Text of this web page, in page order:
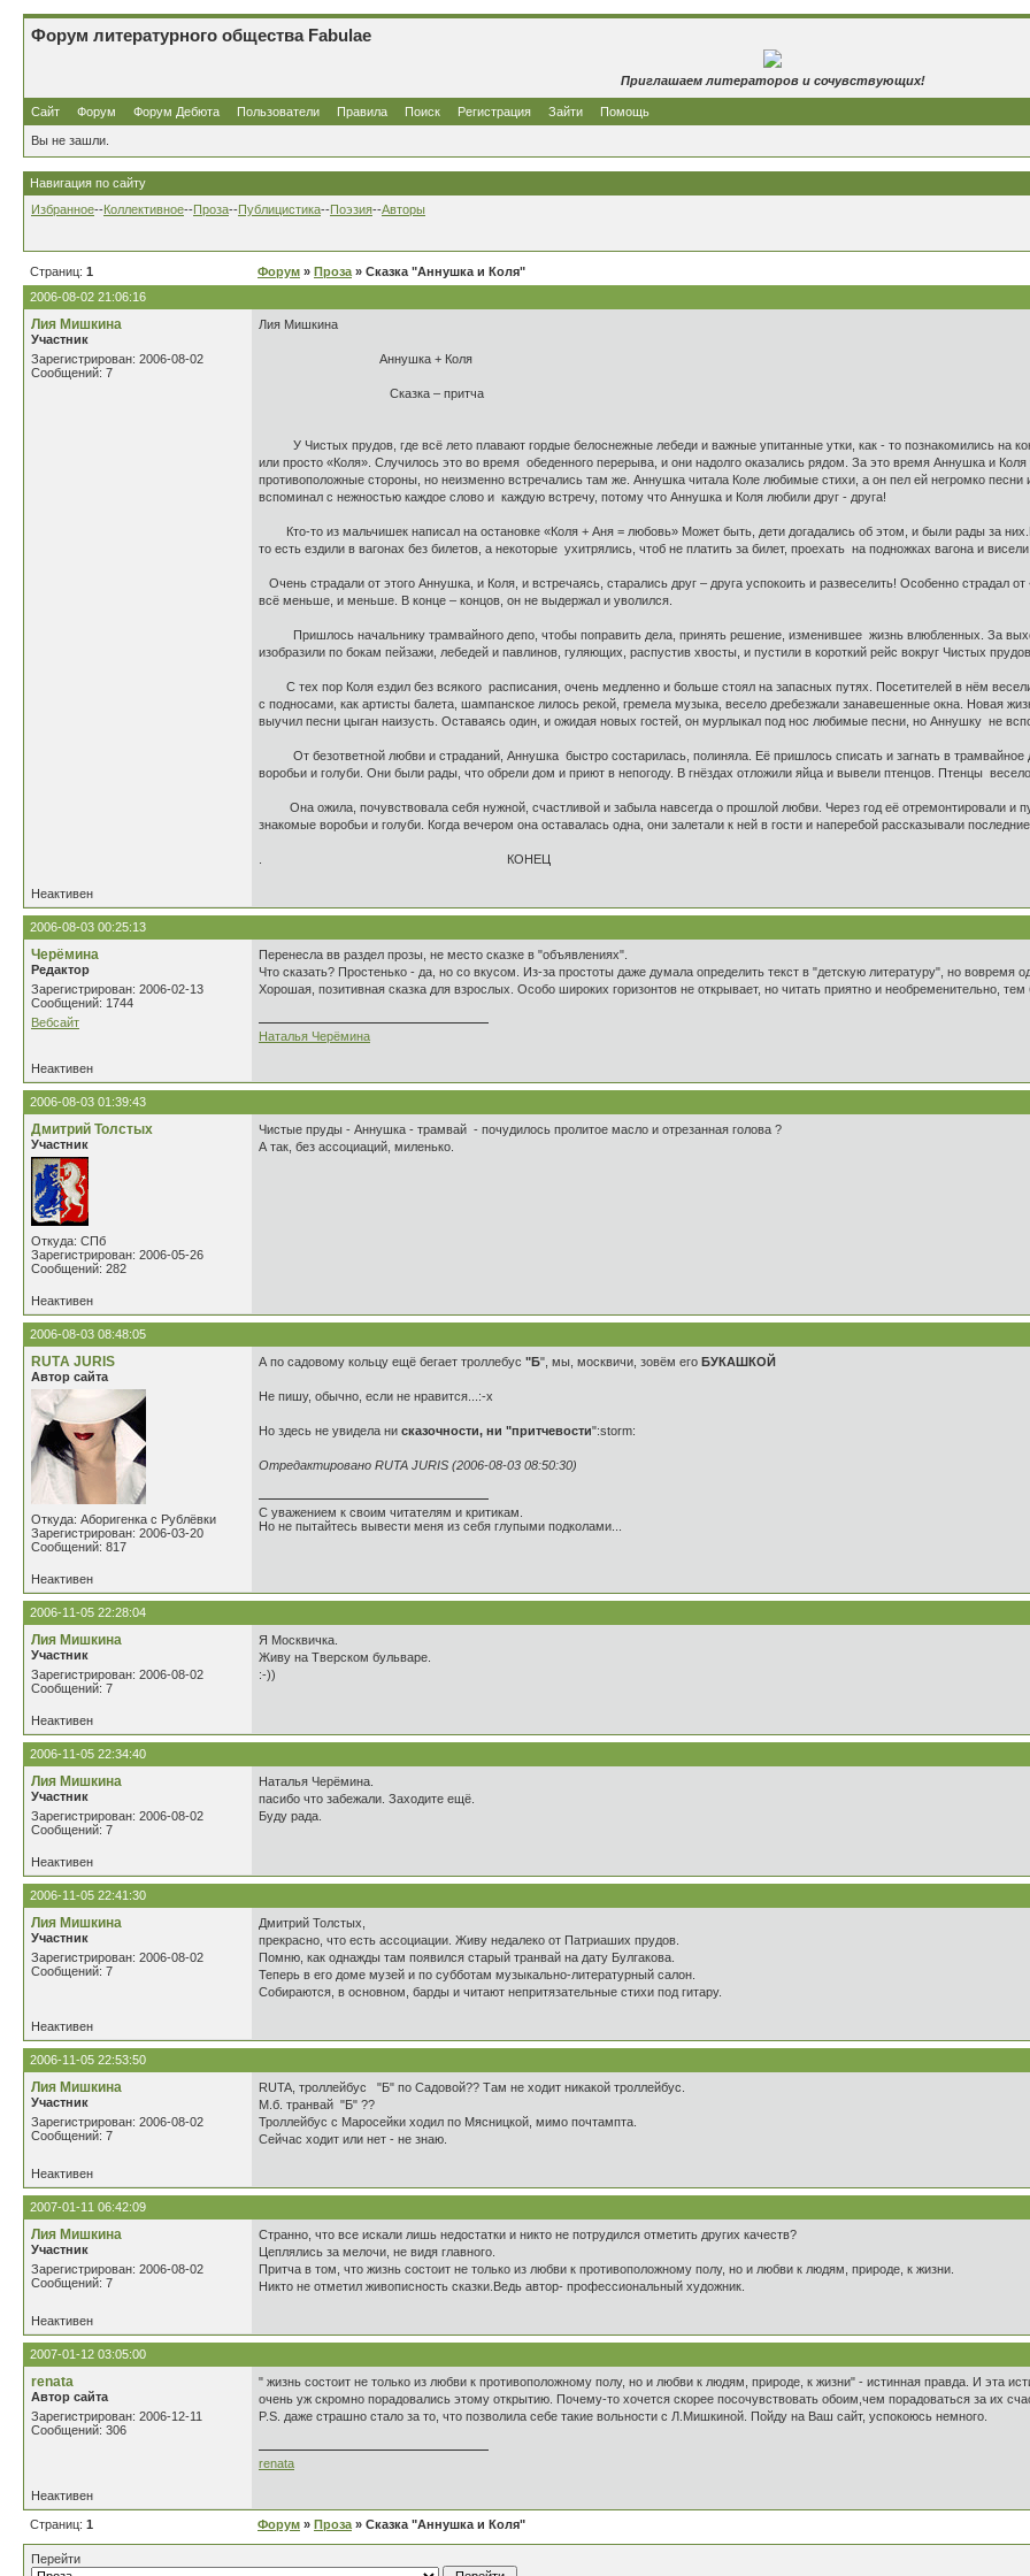
Форум литературного общества Fabulae
Приглашаем литераторов и сочувствующих!
Сайт Форум Форум Дебюта Пользователи Правила Поиск Регистрация Зайти Помощь
Вы не зашли.
Навигация по сайту
Избранное--Коллективное--Проза--Публицистика--Поэзия--Авторы
Страниц: 1 Форум » Проза » Сказка "Аннушка и Коля"
2006-08-02 21:06:16
Лия Мишкина
Участник
Зарегистрирован: 2006-08-02
Сообщений: 7
Лия Мишкина
Аннушка + Коля
Сказка – притча
У Чистых прудов, где всё лето плавают гордые белоснежные лебеди и важные упитанные утки, как - то познакомились на
или просто «Коля». Случилось это во время обеденного перерыва, и они надолго оказались рядом. За это время Аннушка и
противоположные стороны, но неизменно встречались там же. Аннушка читала Коле любимые стихи, а он пел ей негромко
вспоминал с нежностью каждое слово и каждую встречу, потому что Аннушка и Коля любили друг - друга!
Кто-то из мальчишек написал на остановке «Коля + Аня = любовь» Может быть, дети догадались об этом, и были рады за
то есть ездили в вагонах без билетов, а некоторые ухитрялись, чтоб не платить за билет, проехать на подножках вагона и
Очень страдали от этого Аннушка, и Коля, и встречаясь, старались друг – друга успокоить и развеселить! Особенно страдал
всё меньше, и меньше. В конце – концов, он не выдержал и уволился.
Пришлось начальнику трамвайного депо, чтобы поправить дела, принять решение, изменившее жизнь влюбленных. За
изобразили по бокам пейзажи, лебедей и павлинов, гуляющих, распустив хвосты, и пустили в короткий рейс вокруг Чистых прудов.
С тех пор Коля ездил без всякого расписания, очень медленно и больше стоял на запасных путях. Посетителей в нём
с подносами, как артисты балета, шампанское лилось рекой, гремела музыка, весело дребезжали занавешенные окна. Новая
выучил песни цыган наизусть. Оставаясь один, и ожидая новых гостей, он мурлыкал под нос любимые песни, но Аннушку не
От безответной любви и страданий, Аннушка быстро состарилась, полиняла. Её пришлось списать и загнать в трамвайное
воробьи и голуби. Они были рады, что обрели дом и приют в непогоду. В гнёздах отложили яйца и вывели птенцов. Птенцы
Она ожила, почувствовала себя нужной, счастливой и забыла навсегда о прошлой любви. Через год её отремонтировали и
знакомые воробьи и голуби. Когда вечером она оставалась одна, они залетали к ней в гости и наперебой рассказывали
. КОНЕЦ
Неактивен
2006-08-03 00:25:13
Черёмина
Редактор
Зарегистрирован: 2006-02-13
Сообщений: 1744
Вебсайт
Перенесла вв раздел прозы, не место сказке в "объявлениях".
Что сказать? Простенько - да, но со вкусом. Из-за простоты даже думала определить текст в "детскую литературу", но вовремя
Хорошая, позитивная сказка для взрослых. Особо широких горизонтов не открывает, но читать приятно и необременительно, тем
Наталья Черёмина
Неактивен
2006-08-03 01:39:43
Дмитрий Толстых
Участник
Откуда: СПб
Зарегистрирован: 2006-05-26
Сообщений: 282
Чистые пруды - Аннушка - трамвай - почудилось пролитое масло и отрезанная голова ?
А так, без ассоциаций, миленько.
Неактивен
2006-08-03 08:48:05
RUTА JURIS
Автор сайта
Откуда: Аборигенка с Рублёвки
Зарегистрирован: 2006-03-20
Сообщений: 817
А по садовому кольцу ещё бегает троллебус "Б", мы, москвичи, зовём его БУКАШКОЙ
Не пишу, обычно, если не нравится...:-x
Но здесь не увидела ни сказочности, ни "притчевости":storm:
Отредактировано RUTA JURIS (2006-08-03 08:50:30)
С уважением к своим читателям и критикам.
Но не пытайтесь вывести меня из себя глупыми подколами...
Неактивен
2006-11-05 22:28:04
Лия Мишкина
Участник
Зарегистрирован: 2006-08-02
Сообщений: 7
Я Москвичка.
Живу на Тверском бульваре.
:-))
Неактивен
2006-11-05 22:34:40
Лия Мишкина
Участник
Зарегистрирован: 2006-08-02
Сообщений: 7
Наталья Черёмина.
пасибо что забежали. Заходите ещё.
Буду рада.
Неактивен
2006-11-05 22:41:30
Лия Мишкина
Участник
Зарегистрирован: 2006-08-02
Сообщений: 7
Дмитрий Толстых,
прекрасно, что есть ассоциации. Живу недалеко от Патриаших прудов.
Помню, как однажды там появился старый транвай на дату Булгакова.
Теперь в его доме музей и по субботам музыкально-литературный салон.
Собираются, в основном, барды и читают непритязательные стихи под гитару.
Неактивен
2006-11-05 22:53:50
Лия Мишкина
Участник
Зарегистрирован: 2006-08-02
Сообщений: 7
RUTA, троллейбус "Б" по Садовой?? Там не ходит никакой троллейбус.
М.б. транвай "Б" ??
Троллейбус с Маросейки ходил по Мясницкой, мимо почтампта.
Сейчас ходит или нет - не знаю.
Неактивен
2007-01-11 06:42:09
Лия Мишкина
Участник
Зарегистрирован: 2006-08-02
Сообщений: 7
Странно, что все искали лишь недостатки и никто не потрудился отметить других качеств?
Цеплялись за мелочи, не видя главного.
Притча в том, что жизнь состоит не только из любви к противоположному полу, но и любви к людям, природе, к жизни.
Никто не отметил живописность сказки.Ведь автор- профессиональный художник.
Неактивен
2007-01-12 03:05:00
renata
Автор сайта
Зарегистрирован: 2006-12-11
Сообщений: 306
" жизнь состоит не только из любви к противоположному полу, но и любви к людям, природе, к жизни" - истинная правда. И эта
очень уж скромно порадовались этому открытию. Почему-то хочется скорее посочувствовать обоим,чем порадоваться за их
P.S. даже страшно стало за то, что позволила себе такие вольности с Л.Мишкиной. Пойду на Ваш сайт, успокоюсь немного.
renata
Неактивен
Страниц: 1 Форум » Проза » Сказка "Аннушка и Коля"
Перейти